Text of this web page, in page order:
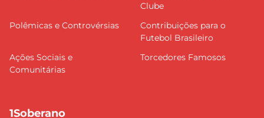
Clube
Polêmicas e Controvérsias
Contribuições para o
Futebol Brasileiro
Ações Sociais e
Comunitárias
Torcedores Famosos
1Soberano